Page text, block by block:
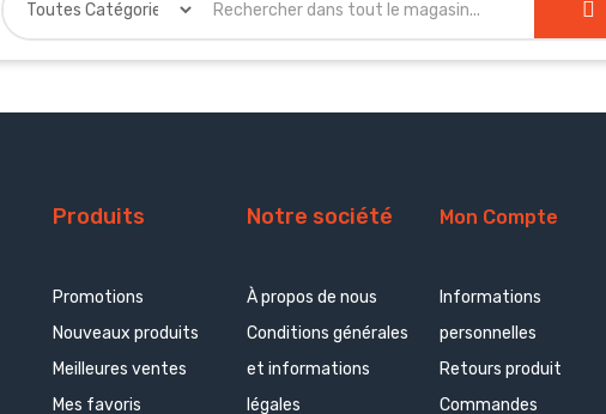
Produits
Promotions
Nouveaux produits
Meilleures ventes
Mes favoris
Notre société
À propos de nous
Conditions générales
et informations
légales
Mon Compte
Informations
personnelles
Retours produit
Commandes